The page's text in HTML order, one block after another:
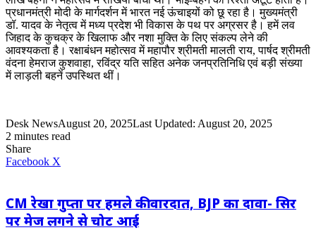
प्रधानमंत्री मोदी के मार्गदर्शन में भारत नई ऊंचाइयों को छू रहा है। मुख्यमंत्री
डॉ. यादव के नेतृत्व में मध्य प्रदेश भी विकास के पथ पर अग्रसर है। हमें लव
जिहाद के कुचक्र के खिलाफ और नशा मुक्ति के लिए संकल्प लेने की
आवश्यकता है। रक्षाबंधन महोत्सव में महापौर श्रीमती मालती राय, पार्षद श्रीमती
वंदना हेमराज कुशवाहा, रविंद्र यति सहित अनेक जनप्रतिनिधि एवं बड़ी संख्या
में लाड़ली बहनें उपस्थित थीं।
Desk NewsAugust 20, 2025Last Updated: August 20, 2025
2 minutes read
Share
Facebook X
CM रेखा गुप्ता पर हमले की वारदात, BJP का दावा- सिर
पर मेज लगने से चोट आई